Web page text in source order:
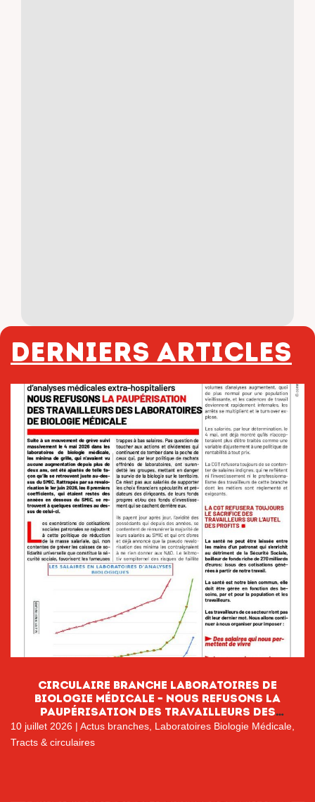
Derniers articles
CIRCULAIRE BRANCHE LABORATOIRES DE
BIOLOGIE MÉDICALE – NOUS REFUSONS LA
PAUPÉRISATION DES TRAVAILLEURS DES
LABORATOIRES DE BIOLOGIE MÉDICALE
10 juillet 2026 | Actus branches, Laboratoires Biologie Médicale,
Tracts & circulaires